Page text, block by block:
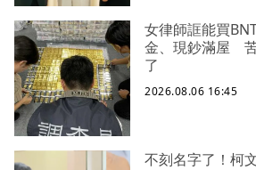
女律師誆能買
金、現鈔滿屋
了
2026.08.06 16:45
不刻名字了！柯